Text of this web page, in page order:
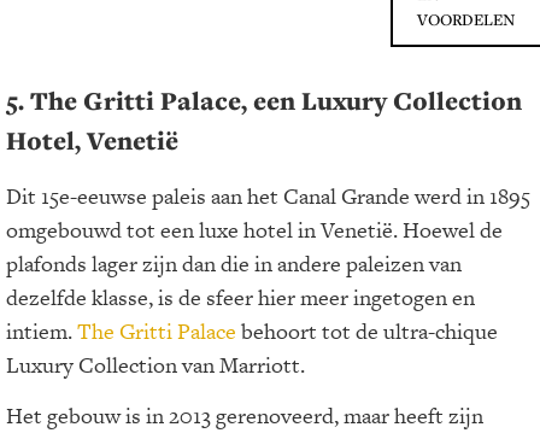
VOORDELEN
5. The Gritti Palace, een Luxury Collection
Hotel, Venetië
Dit 15e-eeuwse paleis aan het Canal Grande werd in 1895
omgebouwd tot een luxe hotel in Venetië. Hoewel de
plafonds lager zijn dan die in andere paleizen van
dezelfde klasse, is de sfeer hier meer ingetogen en
intiem.The Gritti Palace behoort tot de ultra-chique
Luxury Collection van Marriott.
Het gebouw is in 2013 gerenoveerd, maar heeft zijn